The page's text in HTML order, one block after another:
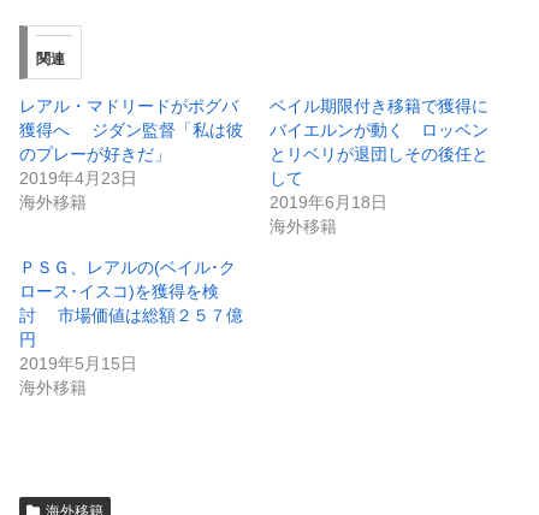
関連
レアル・マドリードがポグバ
獲得へ ジダン監督「私は彼
のプレーが好きだ」
2019年4月23日
海外移籍
ベイル期限付き移籍で獲得に
バイエルンが動く ロッベン
とリベリが退団しその後任と
して
2019年6月18日
海外移籍
ＰＳＧ、レアルの(ベイル･ク
ロース･イスコ)を獲得を検
討 市場価値は総額２５７億
円
2019年5月15日
海外移籍
海外移籍